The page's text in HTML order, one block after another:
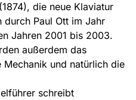
die neue Klaviatur
durch Paul Ott im Jahr
Jahren 2001 bis 2003.
außerdem das
Mechanik und natürlich die
schreibt